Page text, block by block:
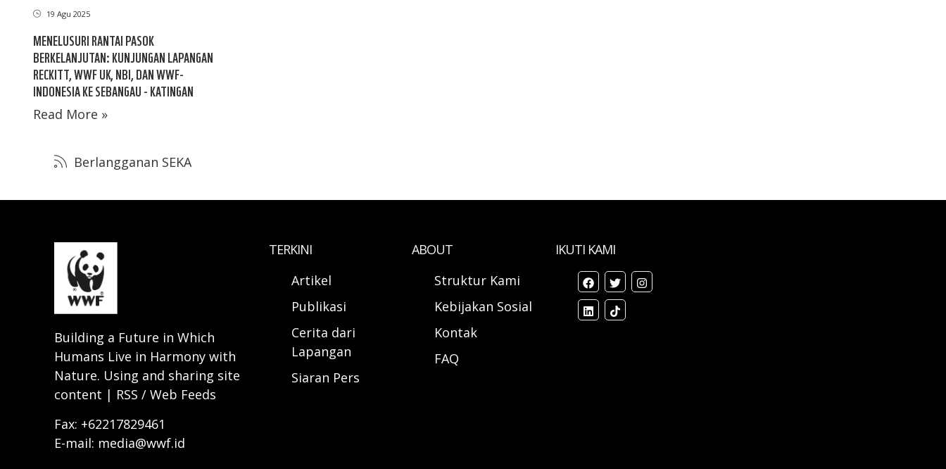
19 Agu 2025
MENELUSURI RANTAI PASOK
BERKELANJUTAN: KUNJUNGAN LAPANGAN
RECKITT, WWF UK, NBI, DAN WWF-
INDONESIA KE SEBANGAU - KATINGAN
Read More »
Berlangganan SEKA
Building a Future in Which
Humans Live in Harmony with
Nature. Using and sharing site
content | RSS / Web Feeds
Fax: +62217829461
E-mail: media@wwf.id
TERKINI
Artikel
Publikasi
Cerita dari
Lapangan
Siaran Pers
ABOUT
Struktur Kami
Kebijakan Sosial
Kontak
FAQ
IKUTI KAMI